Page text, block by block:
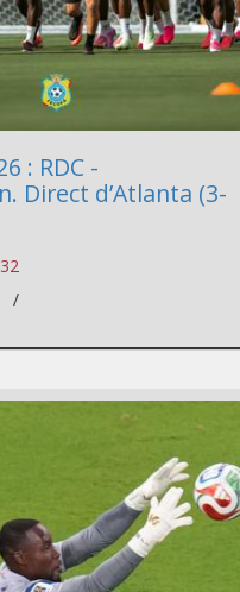
: RDC -
Direct d’Atlanta (3-
/